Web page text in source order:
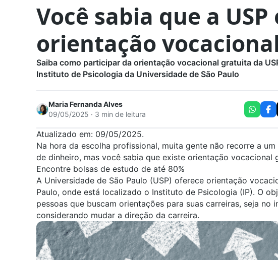
Você sabia que a
orientação
Saiba como participar da orientação vocacional gratuita da
Instituto de Psicologia da Universidade de São Paulo
Maria Fernanda Alves
09/05/2025 · 3 min de leitura
Atualizado em: 09/05/2025.
Na hora da escolha profissional, muita gente não recorre a
de dinheiro, mas você sabia que existe orientação vocacional
Encontre bolsas de estudo de até 80%
A Universidade de São Paulo (USP) oferece orientação
Paulo, onde está localizado o Instituto de Psicologia (IP). O
pessoas que buscam orientações para suas carreiras, seja no
considerando mudar a direção da carreira.